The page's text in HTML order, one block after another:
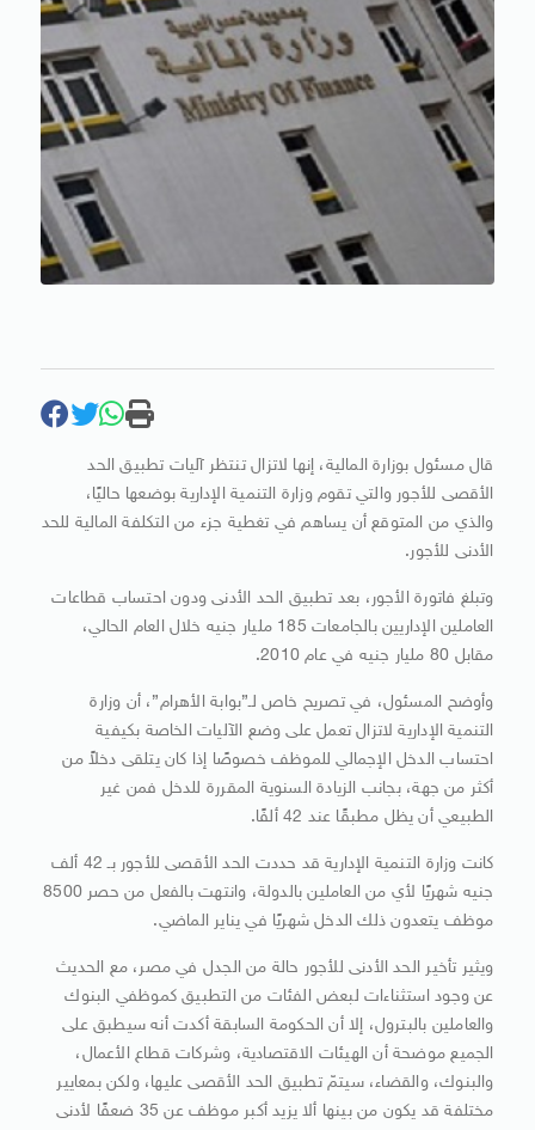
قال مسئول بوزارة المالية، إنها لاتزال تنتظر آليات تطبيق الحد
الأقصى للأجور والتي تقوم وزارة التنمية الإدارية بوضعها حاليًا،
والذي من المتوقع أن يساهم في تغطية جزء من التكلفة المالية للحد
الأدنى للأجور.
وتبلغ فاتورة الأجور، بعد تطبيق الحد الأدنى ودون احتساب قطاعات
العاملين الإداريين بالجامعات 185 مليار جنيه خلال العام الحالي،
مقابل 80 مليار جنيه في عام 2010.
وأوضح المسئول، في تصريح خاص لـ”بوابة الأهرام”، أن وزارة
التنمية الإدارية لاتزال تعمل على وضع الآليات الخاصة بكيفية
احتساب الدخل الإجمالي للموظف خصوصًا إذا كان يتلقى دخلاً من
أكثر من جهة، بجانب الزيادة السنوية المقررة للدخل فمن غير
الطبيعي أن يظل مطبقًا عند 42 ألفًا.
كانت وزارة التنمية الإدارية قد حددت الحد الأقصى للأجور بـ 42 ألف
جنيه شهريًا لأي من العاملين بالدولة، وانتهت بالفعل من حصر 8500
موظف يتعدون ذلك الدخل شهريًا في يناير الماضي.
ويثير تأخير الحد الأدنى للأجور حالة من الجدل في مصر، مع الحديث
عن وجود استثناءات لبعض الفئات من التطبيق كموظفي البنوك
والعاملين بالبترول، إلا أن الحكومة السابقة أكدت أنه سيطبق على
الجميع موضحة أن الهيئات الاقتصادية، وشركات قطاع الأعمال،
والبنوك، والقضاء، سيتمّ تطبيق الحد الأقصى عليها، ولكن بمعايير
مختلفة قد يكون من بينها ألا يزيد أكبر موظف عن 35 ضعفًا لأدنى